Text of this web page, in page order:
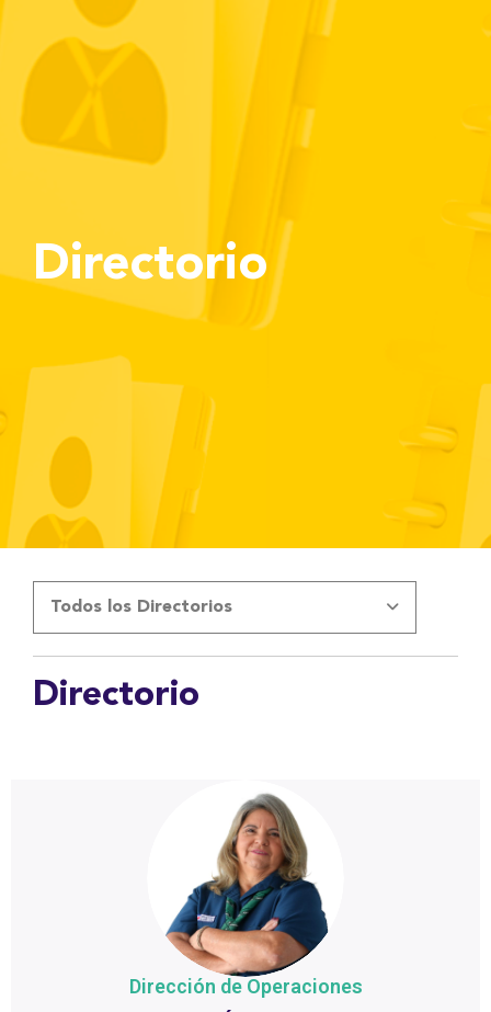
Directorio
Todos los Directorios
Directorio
Dirección de Operaciones